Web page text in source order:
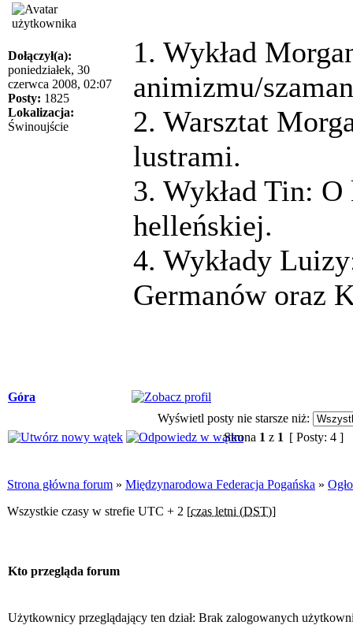
Dołączył(a):
poniedziałek, 30
czerwca 2008, 02:07
Posty: 1825
Lokalizacja:
Świnoujście
1. Wykład
animizmu/
2. Warsztat
lustrami.
3. Wykład Tin:
helleńskiej.
4. Wykłady
Germanów oraz
Góra
Wyświetl posty nie starsze niż:
Strona 1 z 1 [ Posty: 4 ]
Strona główna forum » Międzynarodowa Federacja Pogańska »
Wszystkie czasy w strefie UTC + 2 [czas letni (DST)]
Kto przegląda forum
Użytkownicy przeglądający ten dział: Brak zalogowanych